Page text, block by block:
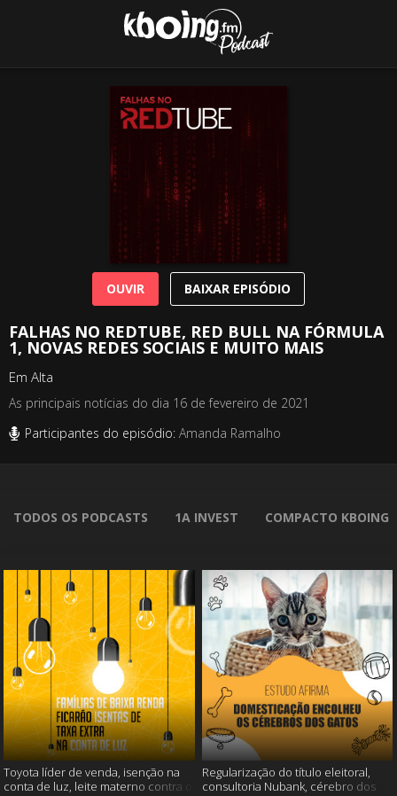
FALHAS NO REDTUBE, RED BULL NA FÓRMULA
1, NOVAS REDES SOCIAIS E MUITO MAIS
Em Alta
As principais notícias do dia 16 de fevereiro de 2021
Participantes do episódio: Amanda Ramalho
OUVIR BAIXAR EPISÓDIO
TODOS OS PODCASTS 1A INVEST COMPACTO KBOING
Toyota líder de venda, isenção na
conta de luz, leite materno contra o
Regularização do título eleitoral,
consultoria Nubank, cérebro dos